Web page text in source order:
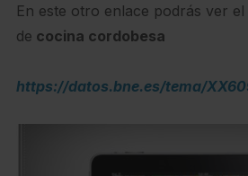
En este otro enlace podrás ver
de cocina cordobesa
https://datos.bne.es/tema/